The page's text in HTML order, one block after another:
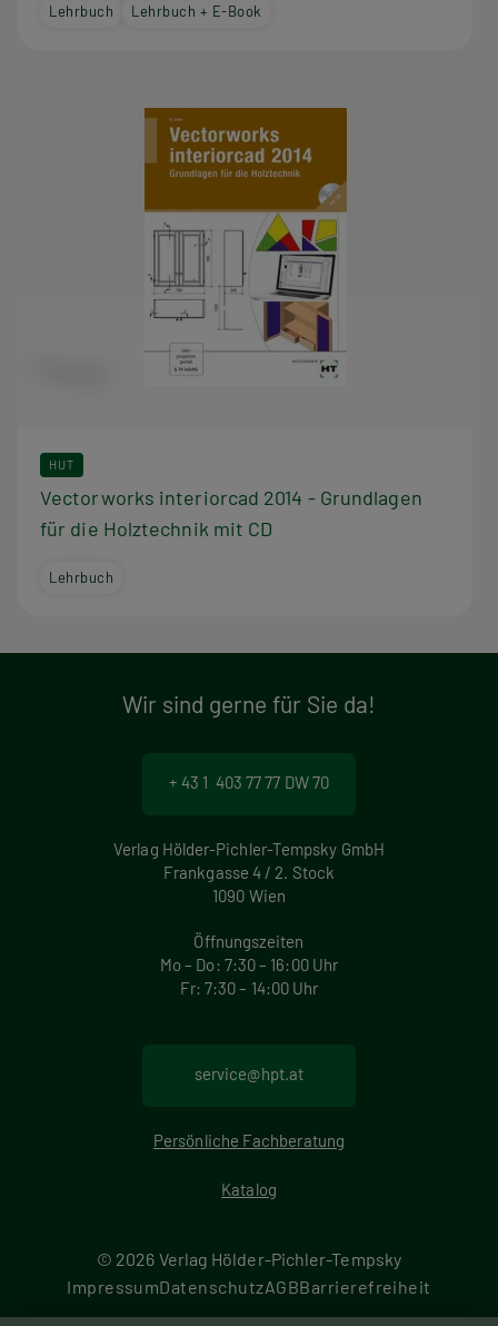
Lehrbuch Lehrbuch + E-Book
HUT
Vectorworks interiorcad 2014 - Grundlagen
für die Holztechnik mit CD
Lehrbuch
Wir sind gerne für Sie da!
+ 43 1 403 77 77 DW 70
Verlag Hölder-Pichler-Tempsky GmbH
Frankgasse 4 / 2. Stock
1090 Wien
Öffnungszeiten
Mo – Do: 7:30 – 16:00 Uhr
Fr: 7:30 – 14:00 Uhr
service@hpt.at
Persönliche Fachberatung
Katalog
© 2026 Verlag Hölder-Pichler-Tempsky
F
ImpressumDatenschutzAGBBarrierefreiheit